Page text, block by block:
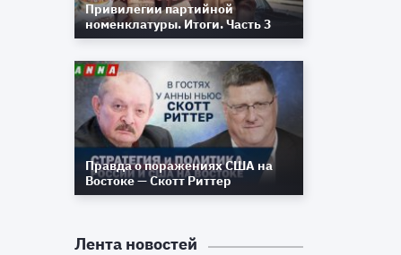
Привилегии партийной
номенклатуры. Итоги. Часть 3
Правда о поражениях США на
Востоке — Скотт Риттер
Лента новостей